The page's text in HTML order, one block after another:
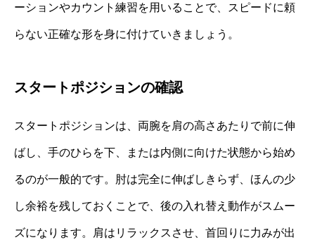
ーションやカウント練習を用いることで、スピードに頼
らない正確な形を身に付けていきましょう。
スタートポジションの確認
スタートポジションは、両腕を肩の高さあたりで前に伸
ばし、手のひらを下、または内側に向けた状態から始め
るのが一般的です。肘は完全に伸ばしきらず、ほんの少
し余裕を残しておくことで、後の入れ替え動作がスムー
ズになります。肩はリラックスさせ、首回りに力みが出